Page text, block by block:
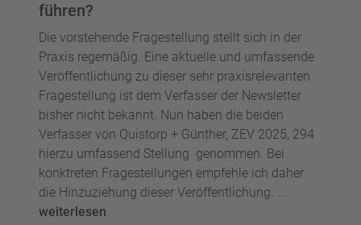
führen?
Die vorstehende Fragestellung stellt sich in der
Praxis regemäßig. Eine aktuelle und umfassende
Veröffentlichung zu dieser sehr praxisrelevanten
Fragestellung ist dem Verfasser der Newsletter
bisher nicht bekannt. Nun haben die beiden
Verfasser von Quistorp + Günther, ZEV 2025, 294
hierzu umfassend Stellung genommen. Bei
konktreten Fragestellungen empfehle ich daher
die Hinzuziehung dieser Veröffentlichung. ...
weiterlesen